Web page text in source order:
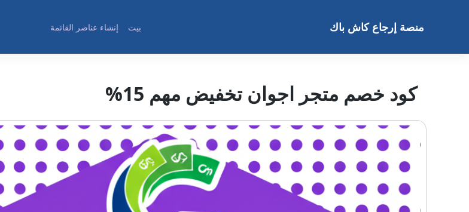
منصة إرجاع كاش باك بيت إنشاء عناصر القائمة
كود خصم متجر اجوان تخفيض مهم 15%